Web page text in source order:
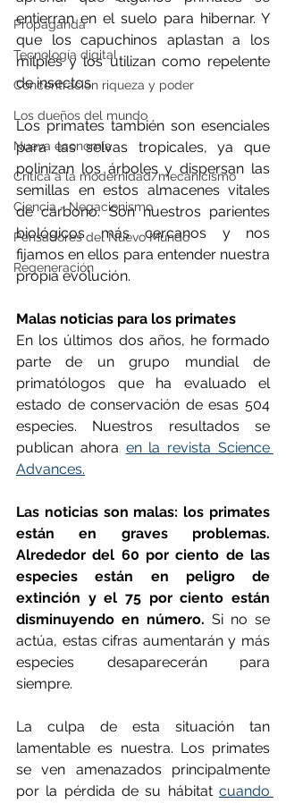
Propaganda
Tecnología digital
Concentración riqueza y poder
Los dueños del mundo
Nueva economía
Crítica a la modernidad/mecanicismo
Ciencia - Negacionismo
Pensadores del Nuevo Mundo
Regeneración
entierran en el suelo para hibernar. Y
que los capuchinos aplastan a los
milpiés y los utilizan como repelente
de insectos.
Los primates también son esenciales
para las selvas tropicales, ya que
polinizan los árboles y dispersan las
semillas en estos almacenes vitales
de carbono. Son nuestros parientes
biológicos más cercanos y nos
fijamos en ellos para entender nuestra
propia evolución.
Malas noticias para los primates
En los últimos dos años, he formado
parte de un grupo mundial de
primatólogos que ha evaluado el
estado de conservación de esas 504
especies. Nuestros resultados se
publican ahora en la revista Science
Advances.
Las noticias son malas: los primates
están en graves problemas.
Alrededor del 60 por ciento de las
especies están en peligro de
extinción y el 75 por ciento están
disminuyendo en número. Si no se
actúa, estas cifras aumentarán y más
especies desaparecerán para
siempre.
La culpa de esta situación tan
lamentable es nuestra. Los primates
se ven amenazados principalmente
por la pérdida de su hábitat cuando